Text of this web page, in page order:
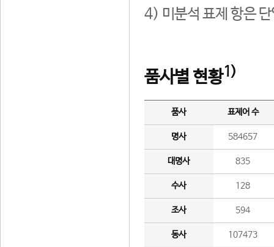
4) 미분석 표제 항은
품사별 현황1)
품사 표제어 수
명사 584657
대명사 835
수사 128
조사 594
동사 107473